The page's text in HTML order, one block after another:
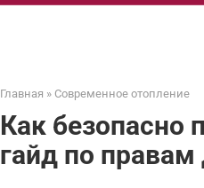
Главная » Современное отопление
Как безопасно
гайд по правам